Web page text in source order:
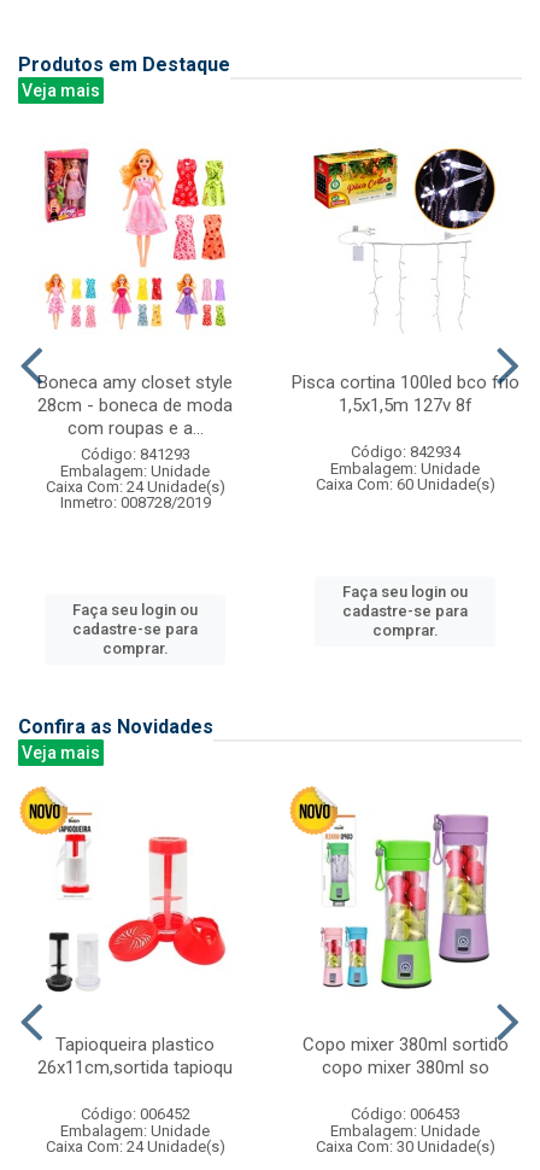
Produtos em Destaque
Veja mais
Boneca amy closet style
28cm - boneca de moda
com roupas e a...
Código: 841293
Embalagem: Unidade
Caixa Com: 24 Unidade(s)
Inmetro: 008728/2019
Faça seu login ou
cadastre-se para
comprar.
Pisca cortina 100led bco frio
1,5x1,5m 127v 8f
Código: 842934
Embalagem: Unidade
Caixa Com: 60 Unidade(s)
Faça seu login ou
cadastre-se para
comprar.
Confira as Novidades
Veja mais
Tapioqueira plastico
26x11cm,sortida tapioqu
Código: 006452
Embalagem: Unidade
Caixa Com: 24 Unidade(s)
Copo mixer 380ml sortido
copo mixer 380ml so
Código: 006453
Embalagem: Unidade
Caixa Com: 30 Unidade(s)